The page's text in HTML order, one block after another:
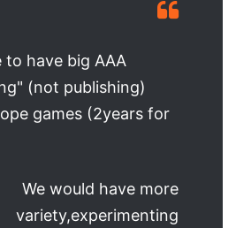
to have big AAA
(not publishing)
games (2years for
We would have more
variety,experimenting